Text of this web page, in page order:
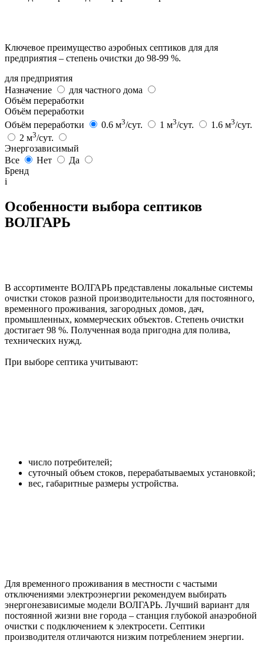
Ключевое преимущество аэробных септиков для для
предприятия – степень очистки до 98-99 %.
для предприятия
Назначение
для частного дома
Объём переработки
Объём переработки
Объём переработки
0.6 м3/сут. 1 м3/сут. 1.6 м3/сут.
2 м3/сут.
Энергозависимый
Все
Нет
Да
Бренд
i
Особенности выбора септиков
ВОЛГАРЬ
В ассортименте ВОЛГАРЬ представлены локальные системы
очистки стоков разной производительности для постоянного,
временного проживания, загородных домов, дач,
промышленных, коммерческих объектов. Степень очистки
достигает 98 %. Полученная вода пригодна для полива,
технических нужд.
При выборе септика учитывают:
число потребителей;
суточный объем стоков, перерабатываемых установкой;
вес, габаритные размеры устройства.
Для временного проживания в местности с частыми
отключениями электроэнергии рекомендуем выбирать
энергонезависимые модели ВОЛГАРЬ. Лучший вариант для
постоянной жизни вне города – станция глубокой анаэробной
очистки с подключением к электросети. Септики
производителя отличаются низким потреблением энергии.